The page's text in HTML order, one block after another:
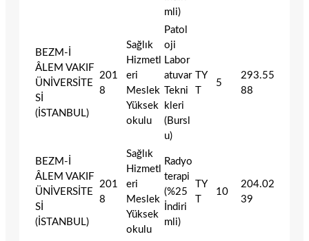
mli)
BEZM-İ
ÂLEM VAKIF
ÜNİVERSİTE
Sİ
(İSTANBUL)
201
8
Sağlık
Hizmetl
eri
Meslek
Yüksek
okulu
Patol
oji
Labor
atuvar
Tekni
kleri
(Bursl
u)
TY
T
5
293.55
88
BEZM-İ
ÂLEM VAKIF
ÜNİVERSİTE
Sİ
(İSTANBUL)
201
8
Sağlık
Hizmetl
eri
Meslek
Yüksek
okulu
Radyo
terapi
(%25
İndiri
mli)
TY
T
10
204.02
39